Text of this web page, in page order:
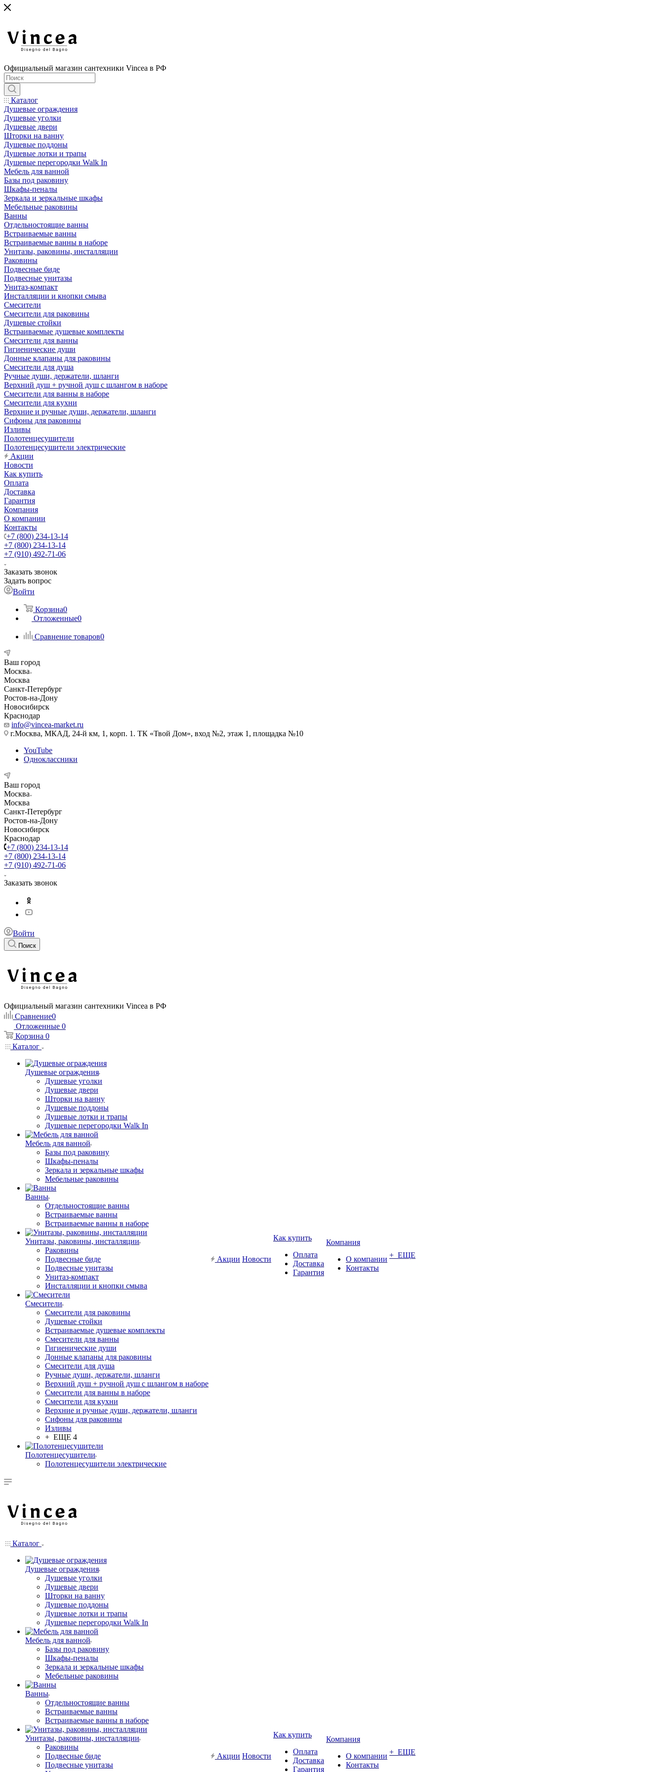
Официальный магазин сантехники Vincea в РФ
Каталог
Душевые ограждения
Душевые уголки
Душевые двери
Шторки на ванну
Душевые поддоны
Душевые лотки и трапы
Душевые перегородки Walk In
Мебель для ванной
Базы под раковину
Шкафы-пеналы
Зеркала и зеркальные шкафы
Мебельные раковины
Ванны
Отдельностоящие ванны
Встраиваемые ванны
Встраиваемые ванны в наборе
Унитазы, раковины, инсталляции
Раковины
Подвесные биде
Подвесные унитазы
Унитаз-компакт
Инсталляции и кнопки смыва
Смесители
Смесители для раковины
Душевые стойки
Встраиваемые душевые комплекты
Смесители для ванны
Гигиенические души
Донные клапаны для раковины
Смесители для душа
Ручные души, держатели, шланги
Верхний душ + ручной душ с шлангом в наборе
Смесители для ванны в наборе
Смесители для кухни
Верхние и ручные души, держатели, шланги
Сифоны для раковины
Изливы
Полотенцесушители
Полотенцесушители электрические
Акции
Новости
Как купить
Оплата
Доставка
Гарантия
Компания
О компании
Контакты
+7 (800) 234-13-14
+7 (800) 234-13-14
+7 (910) 492-71-06
Заказать звонок
Задать вопрос
Войти
Корзина0
Отложенные0
Сравнение товаров0
Ваш город
Москва
Москва
Санкт-Петербург
Ростов-на-Дону
Новосибирск
Краснодар
info@vincea-market.ru
г.Москва, МКАД, 24-й км, 1, корп. 1. ТК «Твой Дом», вход №2, этаж 1, площадка №10
YouTube
Одноклассники
Ваш город
Москва
Москва
Санкт-Петербург
Ростов-на-Дону
Новосибирск
Краснодар
+7 (800) 234-13-14
+7 (800) 234-13-14
+7 (910) 492-71-06
Заказать звонок
Войти
Поиск
Официальный магазин сантехники Vincea в РФ
Сравнение0
Отложенные 0
Корзина 0
Каталог
Душевые ограждения
Душевые уголки
Душевые двери
Шторки на ванну
Душевые поддоны
Душевые лотки и трапы
Душевые перегородки Walk In
Мебель для ванной
Базы под раковину
Шкафы-пеналы
Зеркала и зеркальные шкафы
Мебельные раковины
Ванны
Отдельностоящие ванны
Встраиваемые ванны
Встраиваемые ванны в наборе
Унитазы, раковины, инсталляции
Раковины
Подвесные биде
Подвесные унитазы
Унитаз-компакт
Инсталляции и кнопки смыва
Смесители
Смесители для раковины
Душевые стойки
Встраиваемые душевые комплекты
Смесители для ванны
Гигиенические души
Донные клапаны для раковины
Смесители для душа
Ручные души, держатели, шланги
Верхний душ + ручной душ с шлангом в наборе
Смесители для ванны в наборе
Смесители для кухни
Верхние и ручные души, держатели, шланги
Сифоны для раковины
Изливы
+ ЕЩЕ 4
Полотенцесушители
Полотенцесушители электрические
Акции Новости
Как купить
Оплата
Доставка
Гарантия
Компания
О компании
Контакты
+ ЕЩЕ
Каталог
Душевые ограждения
Душевые уголки
Душевые двери
Шторки на ванну
Душевые поддоны
Душевые лотки и трапы
Душевые перегородки Walk In
Мебель для ванной
Базы под раковину
Шкафы-пеналы
Зеркала и зеркальные шкафы
Мебельные раковины
Ванны
Отдельностоящие ванны
Встраиваемые ванны
Встраиваемые ванны в наборе
Унитазы, раковины, инсталляции
Раковины
Подвесные биде
Подвесные унитазы
Акции Новости
Как купить
Оплата
Доставка
Гарантия
Компания
О компании
Контакты
+ ЕЩЕ